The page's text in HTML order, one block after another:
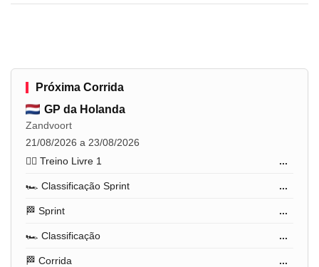
Próxima Corrida
GP da Holanda
Zandvoort
21/08/2026 a 23/08/2026
🏋️‍♂️ Treino Livre 1
...
🏎️ Classificação Sprint ...
🏁 Sprint ...
🏎️ Classificação ...
🏁 Corrida ...